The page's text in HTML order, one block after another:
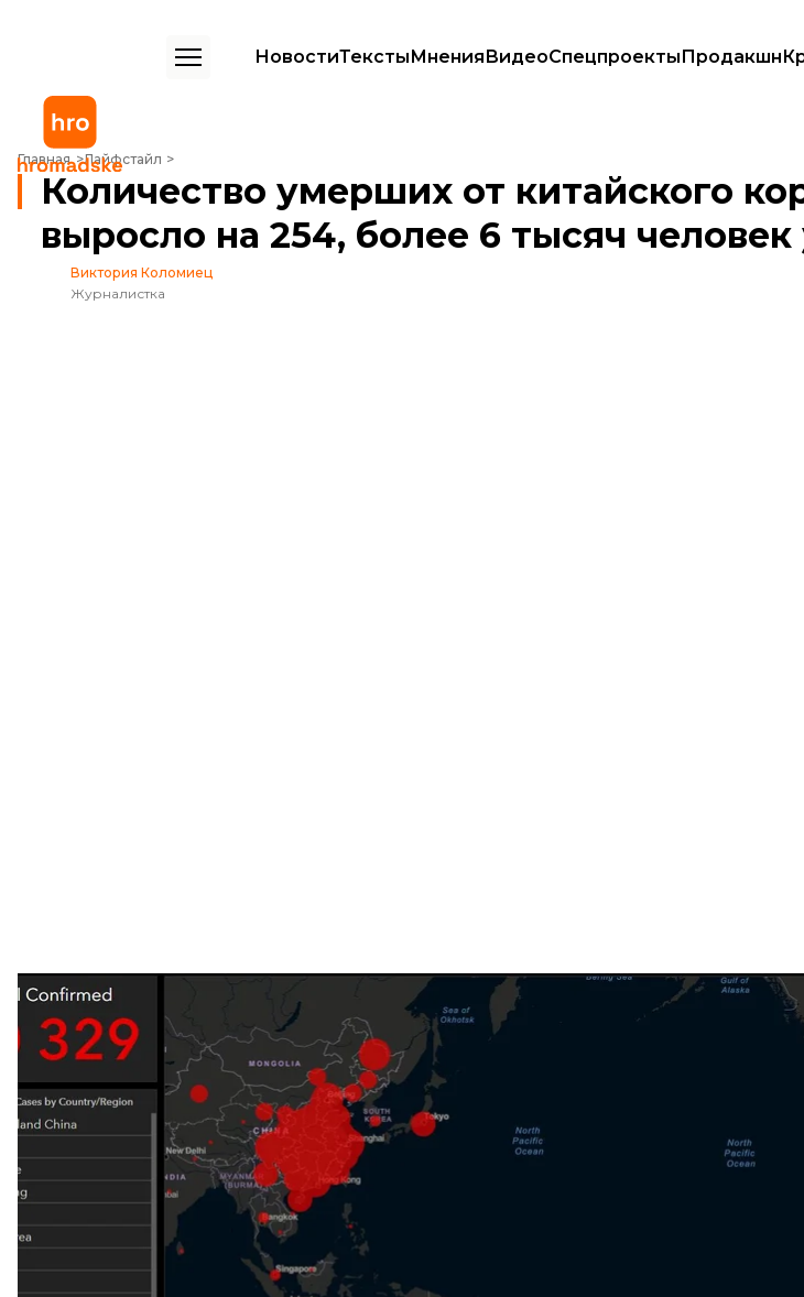
НовостиТекстыМненияВидеоСпецпроектыПродакшн
Главная Лайфстайл
Количество умерших от китайского коронавируса за сутки выросло на 254, более 6 тысяч человек уже
Количество умерших от китайского
выросло на 254, более 6 тысяч
Виктория Коломиец
Журналистка
Из—за заражения китайским коронавирусом 1369 человек умерли, в то же
Общее количество инфицированных выросло до 60329.
свидетельствуютданные с сервиса для отслеживания распространения
исследований при Университете Джона Хопкинса.
Большинство смертей, 1367, зафиксированы на материковом Китае. Еще по
и в Гонконге.
Больше всего случаев заражения вне Китая зафиксировали в Гонконге (50),
(28). Также известно о 218 инфицированных на круизном лайнере Diamond
Йокогама в Японии. Среди них
двое украинцев